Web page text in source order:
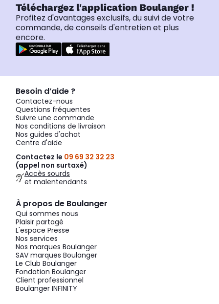
Téléchargez l'application Boulanger !
Profitez d'avantages exclusifs, du suivi de votre
commande, de conseils d'entretien et plus
encore.
Besoin d’aide ?
Contactez-nous
Questions fréquentes
Suivre une commande
Nos conditions de livraison
Nos guides d'achat
Centre d'aide
Contactez le 09 69 32 32 23
(appel non surtaxé)
Accès sourds
et malentendants
À propos de Boulanger
Qui sommes nous
Plaisir partagé
L'espace Presse
Nos services
Nos marques Boulanger
SAV marques Boulanger
Le Club Boulanger
Fondation Boulanger
Client professionnel
Boulanger INFINITY